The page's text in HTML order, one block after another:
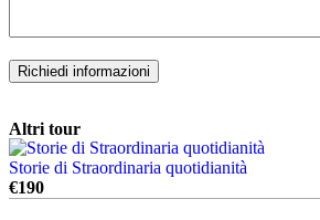
Richiedi informazioni
Altri tour
Storie di Straordinaria quotidianità
€190